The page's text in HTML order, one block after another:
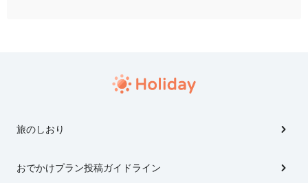
旅のしおり
おでかけプラン投稿ガイドライン